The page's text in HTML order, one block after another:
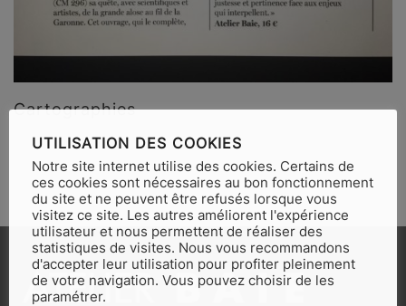
Cartographies
UTILISATION DES COOKIES
Notre site internet utilise des cookies. Certains de
ces cookies sont nécessaires au bon fonctionnement
du site et ne peuvent être refusés lorsque vous
visitez ce site. Les autres améliorent l'expérience
utilisateur et nous permettent de réaliser des
statistiques de visites. Nous vous recommandons
d'accepter leur utilisation pour profiter pleinement
de votre navigation. Vous pouvez choisir de les
paramétrer.